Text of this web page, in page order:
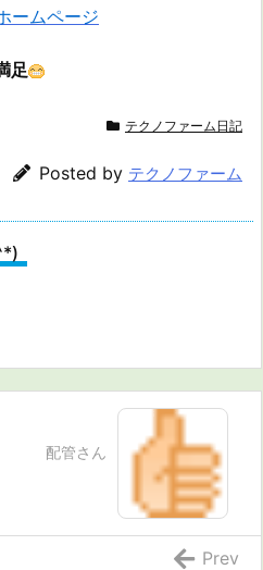
ームページ
テクノファーム日記
Posted by テクノファーム
配管さん
Prev